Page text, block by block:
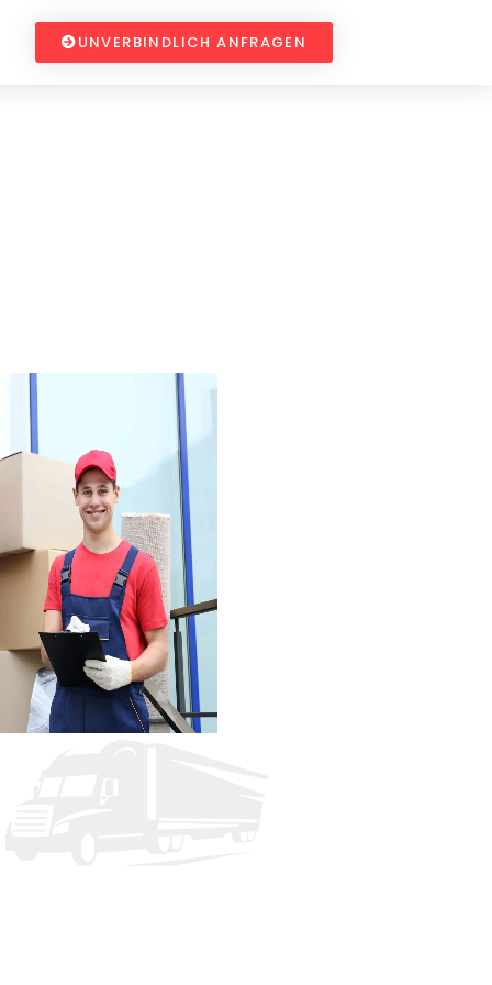
UNVERBINDLICH ANFRAGEN